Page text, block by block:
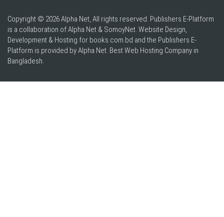
Copyright © 2026 Alpha Net, All rights reserved. Publishers E-Platform
is a collaboration of Alpha Net & SomoyNet. Website Design,
Development & Hosting for books.com.bd and the Publishers E-
Platform is provided by Alpha Net. BestWeb Hosting Company in
Bangladesh.